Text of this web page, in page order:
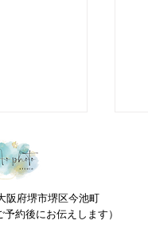
だいてい
るのではな
でも袴
阪府堺市堺区今池町
予約後にお伝えします）